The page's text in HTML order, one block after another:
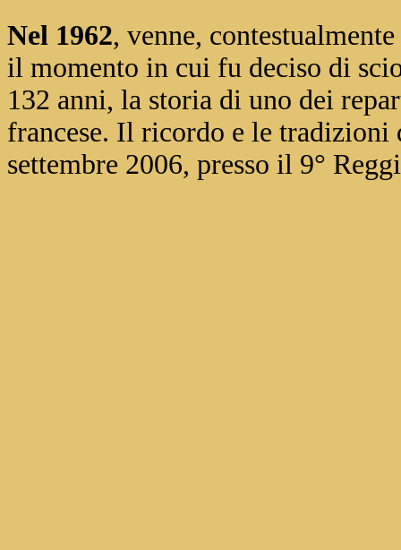
Nel 1962, venne,
il momento in cui fu deciso di
132 anni, la storia di uno dei
francese. Il ricordo e le tradizioni
settembre 2006, presso il 9°